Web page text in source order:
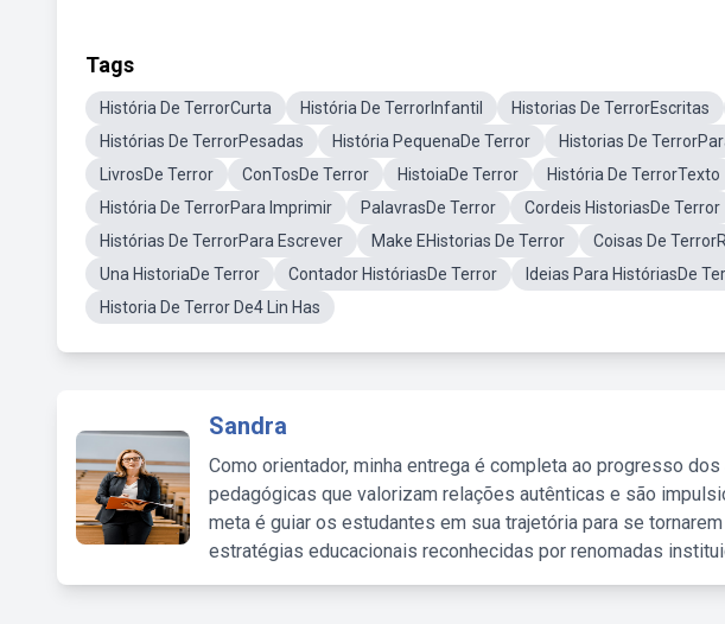
Tags
História De TerrorCurta História De TerrorInfantil Historias De TerrorEscritas
Histórias De TerrorPesadas
História PequenaDe Terror Historias De
LivrosDe Terror
ConTosDe Terror HistoiaDe Terror História De TerrorTexto
História De TerrorPara Imprimir
PalavrasDe Terror Cordeis HistoriasDe Terror
Histórias De TerrorPara Escrever
Make EHistorias De Terror Coisas De
Una HistoriaDe Terror
Contador HistóriasDe Terror Ideias Para HistóriasDe
Historia De Terror De4 Lin Has
Sandra
Como orientador, minha entrega é completa ao progresso
pedagógicas que valorizam relações autênticas e são
meta é guiar os estudantes em sua trajetória para se
estratégias educacionais reconhecidas por renomadas